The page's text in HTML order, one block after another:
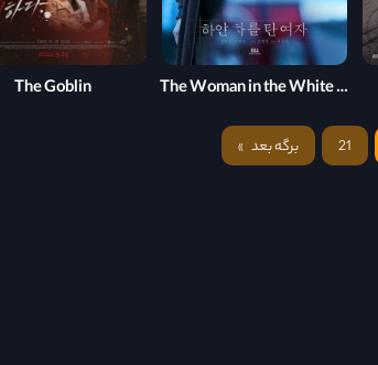
The Woman in the White Car
The Goblin
21 برگه بعد »